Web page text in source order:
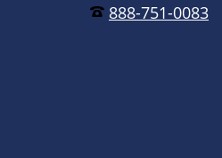
888-751-0083